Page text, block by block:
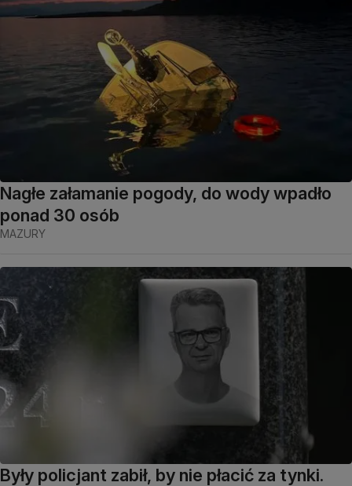
Nagłe załamanie pogody, do wody wpadło
ponad 30 osób
MAZURY
Były policjant zabił, by nie płacić za tynki.